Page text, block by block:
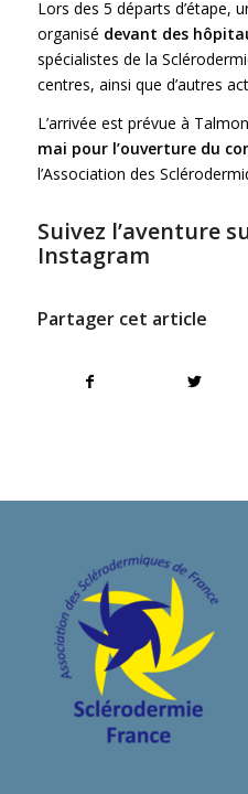
Lors des 5 départs d’étape,
organisé devant des
spécialistes de la
centres, ainsi que d’autres
L’arrivée est prévue à
mai pour l’ouverture du
l’Association des
Suivez l’aventure
Instagram
Partager cet article